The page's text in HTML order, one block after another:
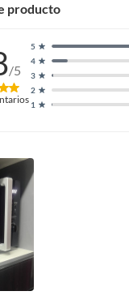
producto
/5
1
2
3
4
5